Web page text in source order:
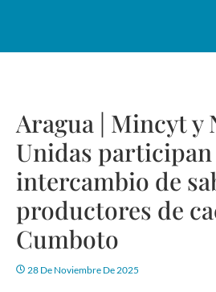
Aragua | Mincyt y
Unidas participan
intercambio de
productores de
Cumboto
28 De Noviembre De 2025